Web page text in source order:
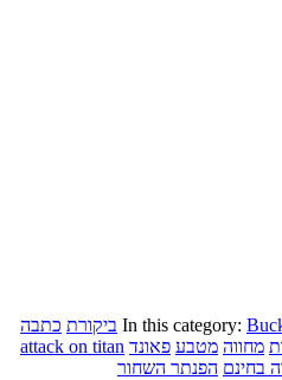
In this category: ביקורת כתבה
מחווה מטבע פאונד attack on titan
בחינם הפנתר השחור